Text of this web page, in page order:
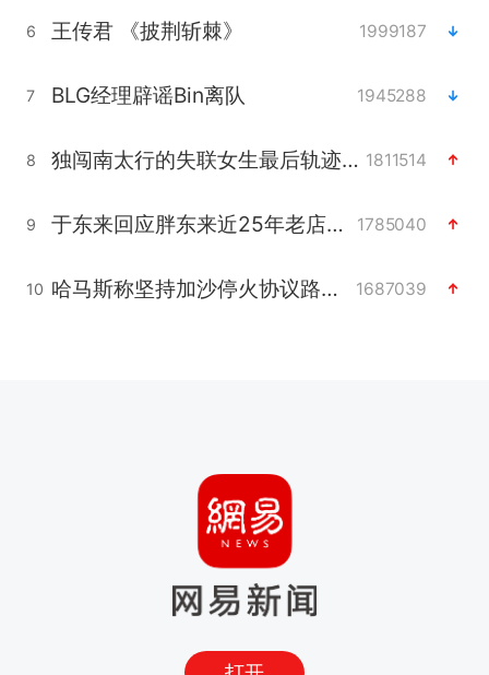
6 王传君 《披荆斩棘》 1999187
7 BLG经理辟谣Bin离队 1945288
8 独闯南太行的失联女生最后轨迹已确认 1811514
9 于东来回应胖东来近25年老店年底关闭 1785040
10 哈马斯称坚持加沙停火协议路线图 1687039